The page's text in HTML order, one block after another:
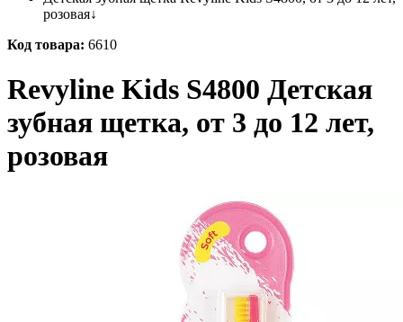
розовая↓
Код товара: 6610
Revyline Kids S4800 Детская
зубная щетка, от 3 до 12 лет,
розовая